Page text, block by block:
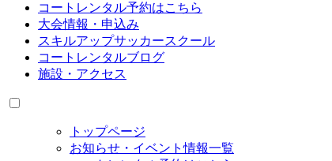
コートレンタル予約はこちら
大会情報・申込み
スキルアップサッカースクール
コートレンタルブログ
施設・アクセス
トップページ
お知らせ・イベント情報一覧